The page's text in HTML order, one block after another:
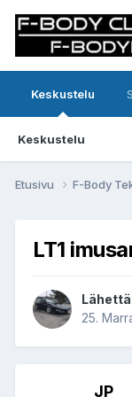
Keskustelu
Keskustelu
Etusivu F-Body
LT1
25.
JP